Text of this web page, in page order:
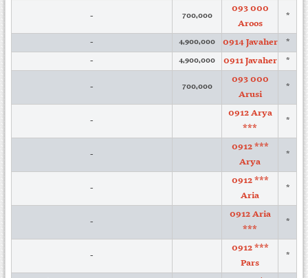
*
093 000
Aroos
700,000
-
*
0914 Javaher
4,900,000
-
*
0911 Javaher
4,900,000
-
*
093 000
Arusi
700,000
-
*
0912 Arya
***
-
*
0912 ***
Arya
-
*
0912 ***
Aria
-
*
0912 Aria
***
-
*
0912 ***
Pars
-